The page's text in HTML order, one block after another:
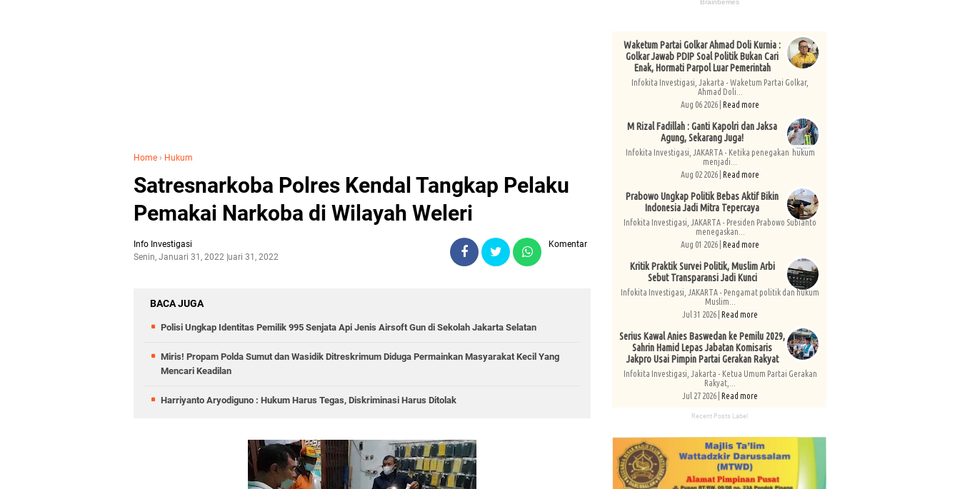
Home › Hukum
Satresnarkoba Polres Kendal Tangkap Pelaku
Pemakai Narkoba di Wilayah Weleri
Info Investigasi
Senin, Januari 31, 2022Januari 31, 2022
Komentar
BACA JUGA
Polisi Ungkap Identitas Pemilik 995 Senjata Api Jenis Airsoft Gun di Sekolah Jakarta Selatan
Miris! Propam Polda Sumut dan Wasidik Ditreskrimum Diduga Permainkan Masyarakat Kecil Yang
Mencari Keadilan
Harriyanto Aryodiguno : Hukum Harus Tegas, Diskriminasi Harus Ditolak
Waketum Partai Golkar Ahmad Doli Kurnia :
Golkar Jawab PDIP Soal Politik Bukan Cari
Enak, Hormati Parpol Luar Pemerintah
Infokita Investigasi, Jakarta - Waketum Partai Golkar,
Ahmad Doli...
Aug 06 2026 | Read more
M Rizal Fadillah : Ganti Kapolri dan Jaksa
Agung, Sekarang Juga!
Infokita Investigasi, JAKARTA - Ketika penegakan hukum
menjadi...
Aug 02 2026 | Read more
Prabowo Ungkap Politik Bebas Aktif Bikin
Indonesia Jadi Mitra Tepercaya
Infokita Investigasi, JAKARTA - Presiden Prabowo Subianto
menegaskan...
Aug 01 2026 | Read more
Kritik Praktik Survei Politik, Muslim Arbi
Sebut Transparansi Jadi Kunci
Infokita Investigasi, JAKARTA - Pengamat politik dan hukum
Muslim...
Jul 31 2026 | Read more
Serius Kawal Anies Baswedan ke Pemilu 2029,
Sahrin Hamid Lepas Jabatan Komisaris
Jakpro Usai Pimpin Partai Gerakan Rakyat
Infokita Investigasi, Jakarta - Ketua Umum Partai Gerakan
Rakyat,...
Jul 27 2026 | Read more
Recent Posts Label